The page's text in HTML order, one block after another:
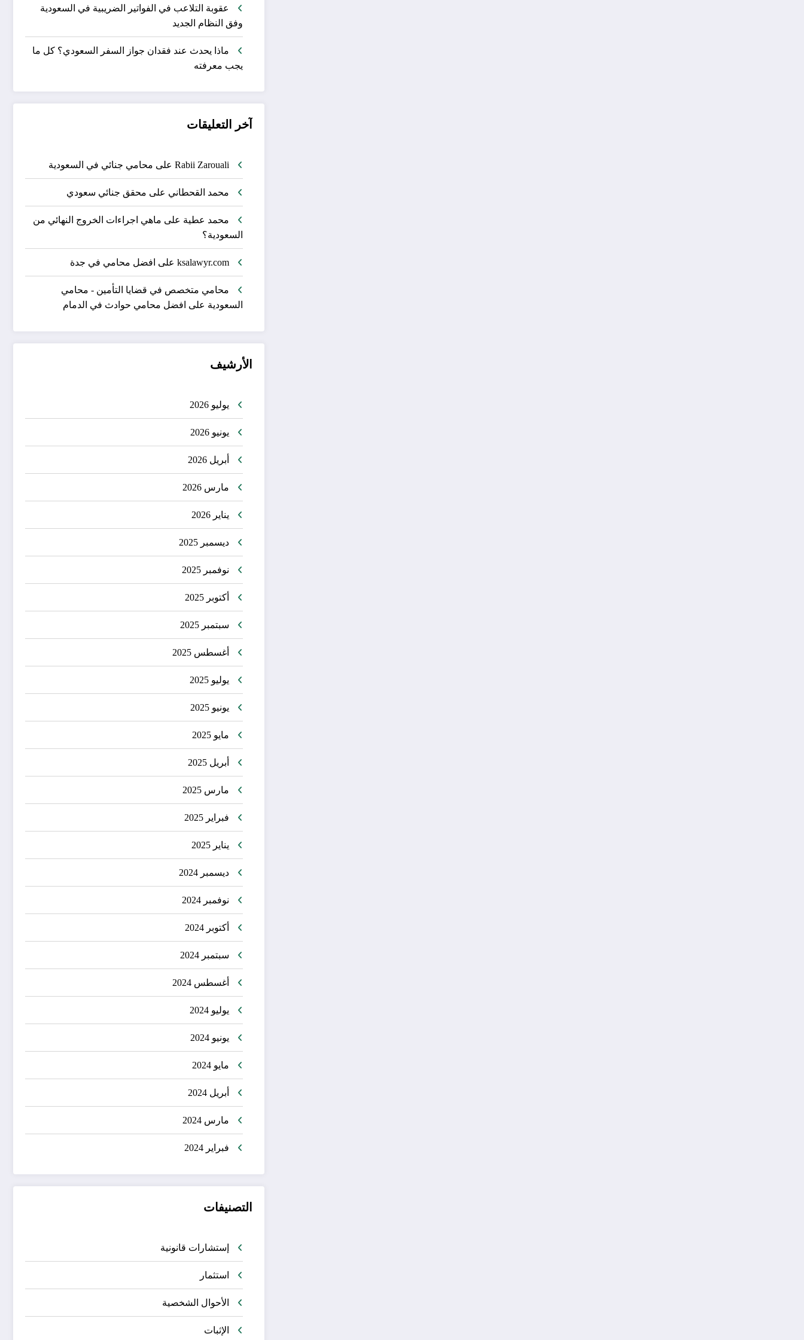
عقوبة التلاعب في الفواتير الضريبية في السعودية
وفق النظام الجديد
ماذا يحدث عند فقدان جواز السفر السعودي؟ كل ما
يجب معرفته
آخر التعليقات
Rabii Zarouali على محامي جنائي في السعودية
محمد القحطاني على محقق جنائي سعودي
محمد عطية على ماهي اجراءات الخروج النهائي من
السعودية؟
ksalawyr.com على افضل محامي في جدة
محامي متخصص في قضايا التأمين - محامي
السعودية على افضل محامي حوادث في الدمام
الأرشيف
يوليو 2026
يونيو 2026
أبريل 2026
مارس 2026
يناير 2026
ديسمبر 2025
نوفمبر 2025
أكتوبر 2025
سبتمبر 2025
أغسطس 2025
يوليو 2025
يونيو 2025
مايو 2025
أبريل 2025
مارس 2025
فبراير 2025
يناير 2025
ديسمبر 2024
نوفمبر 2024
أكتوبر 2024
سبتمبر 2024
أغسطس 2024
يوليو 2024
يونيو 2024
مايو 2024
أبريل 2024
مارس 2024
فبراير 2024
التصنيفات
إستشارات قانونية
استثمار
الأحوال الشخصية
الإثبات